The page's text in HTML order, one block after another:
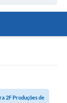
2F Produções de